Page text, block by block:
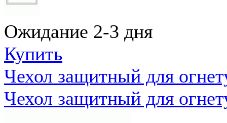
Ожидание 2-3 дня
Купить
Чехол защитный для
Чехол защитный для